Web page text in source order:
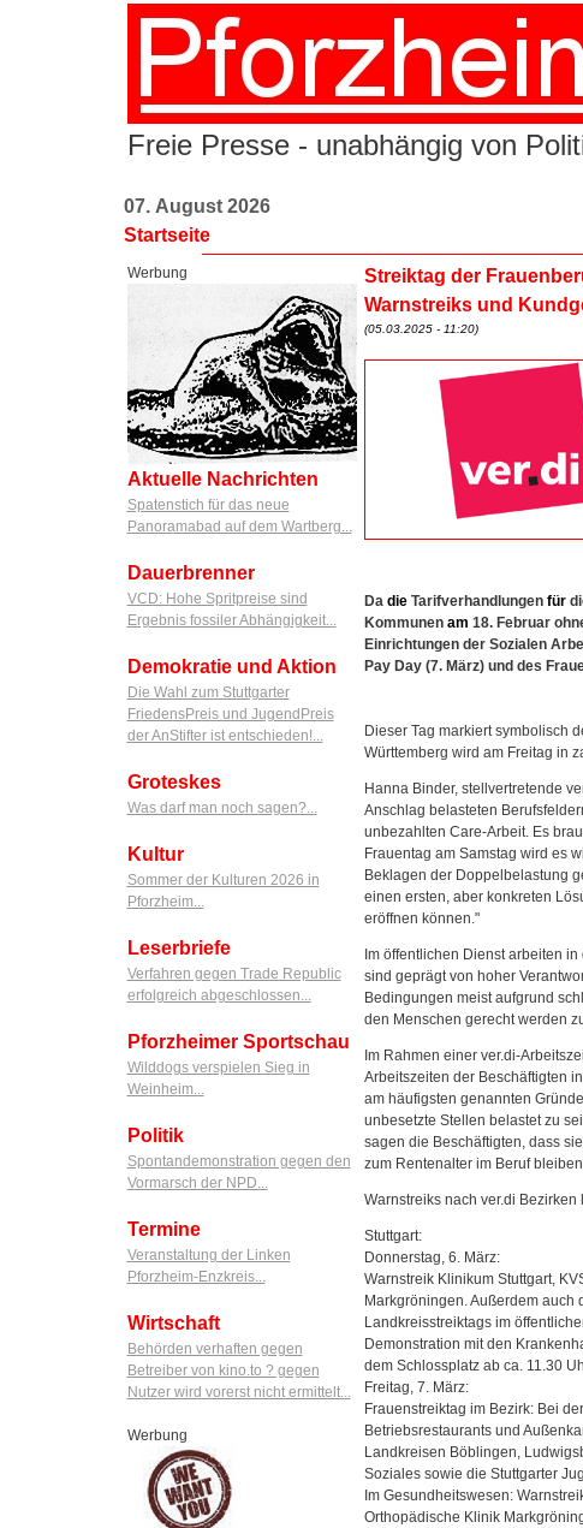
Freie Presse - unabhängig von
07. August 2026
Startseite
Werbung
Aktuelle Nachrichten
Spatenstich für das neue
Panoramabad auf dem Wartberg...
Dauerbrenner
VCD: Hohe Spritpreise sind
Ergebnis fossiler Abhängigkeit...
Demokratie und Aktion
Die Wahl zum Stuttgarter
FriedensPreis und JugendPreis
der AnStifter ist entschieden!...
Groteskes
Was darf man noch sagen?...
Kultur
Sommer der Kulturen 2026 in
Pforzheim...
Leserbriefe
Verfahren gegen Trade Republic
erfolgreich abgeschlossen...
Pforzheimer Sportschau
Wilddogs verspielen Sieg in
Weinheim...
Politik
Spontandemonstration gegen den
Vormarsch der NPD...
Termine
Veranstaltung der Linken
Pforzheim-Enzkreis...
Wirtschaft
Behörden verhaften gegen
Betreiber von kino.to ? gegen
Nutzer wird vorerst nicht ermittelt...
Werbung
Streiktag der
Warnstreiks und
(05.03.2025 - 11:20)
Da dieTarifverhandlungen für
Kommunen am 18. Februar
Einrichtungen der Sozialen
Pay Day (7. März) und des
Dieser Tag markiert symbolisch
Württemberg wird am Freitag in
Hanna Binder, stellvertretende
Anschlag belasteten
unbezahlten Care-Arbeit. Es
Frauentag am Samstag wird es
Beklagen der Doppelbelastung
einen ersten, aber konkreten
eröffnen können."
Im öffentlichen Dienst arbeiten
sind geprägt von hoher
Bedingungen meist aufgrund
den Menschen gerecht werden
Im Rahmen einer ver.di-
Arbeitszeiten der Beschäftigten
am häufigsten genannten
unbesetzte Stellen belastet zu
sagen die Beschäftigten, dass
zum Rentenalter im Beruf
Warnstreiks nach ver.di Bezirken
Stuttgart:
Donnerstag, 6. März:
Warnstreik Klinikum Stuttgart,
Markgröningen. Außerdem
Landkreisstreiktags im
Demonstration mit den
dem Schlossplatz ab ca. 11.30
Freitag, 7. März:
Frauenstreiktag im Bezirk: Bei
Betriebsrestaurants und
Landkreisen Böblingen,
Soziales sowie die Stuttgarter
Im Gesundheitswesen:
Orthopädische Klinik